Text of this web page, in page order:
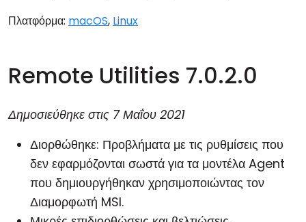
Πλατφόρμα: macOS, Linux
Remote Utilities 7.0.2.0
Δημοσιεύθηκε στις 7 Μαΐου 2021
Διορθώθηκε: Προβλήματα με τις ρυθμίσεις που
δεν εφαρμόζονται σωστά για τα μοντέλα Agent
που δημιουργήθηκαν χρησιμοποιώντας τον
Διαμορφωτή MSI.